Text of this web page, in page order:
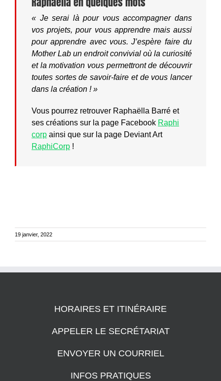
« Je serai là pour vous accompagner dans
vos projets, pour vous apprendre mais aussi
pour apprendre avec vous. J’espère faire du
Mother Lab un endroit convivial où la curiosité
et la motivation vous permettront de découvrir
toutes sortes de savoir-faire et de vous lancer
dans la création ! »
Vous pourrez retrouver Raphaëlla Barré et
ses créations sur la page Facebook Raphi
corpainsi que sur la page Deviant Art
RaphiCorp!
19 janvier, 2022
HORAIRES ET ITINÉRAIRE
APPELER LE SECRÉTARIAT
ENVOYER UN COURRIEL
INFOS PRATIQUES